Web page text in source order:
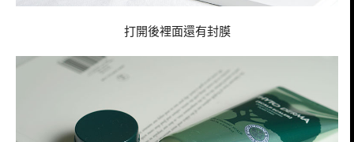
打開後裡面還有封膜